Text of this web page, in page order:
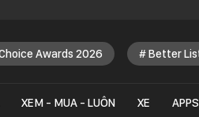
Awards 2026 Better
XEM - MUA - LUÔN XE